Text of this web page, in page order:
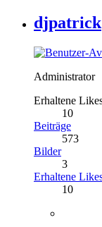
djpatrick
Administrator
Erhaltene
10
Beiträge
573
Bilder
3
Erhaltene
10